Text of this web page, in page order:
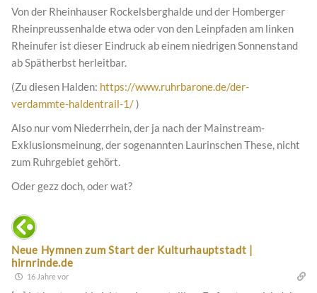
Von der Rheinhauser Rockelsberghalde und der Homberger
Rheinpreussenhalde etwa oder von den Leinpfaden am linken
Rheinufer ist dieser Eindruck ab einem niedrigen Sonnenstand
ab Spätherbst herleitbar.
(Zu diesen Halden: https://www.ruhrbarone.de/der-
verdammte-haldentrail-1/)
Also nur vom Niederrhein, der ja nach der Mainstream-
Exklusionsmeinung, der sogenannten Laurinschen These, nicht
zum Ruhrgebiet gehört.
Oder gezz doch, oder wat?
Neue Hymnen zum Start der Kulturhauptstadt |
hirnrinde.de
16 Jahre vor